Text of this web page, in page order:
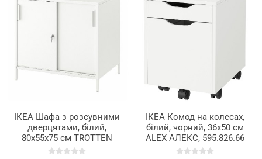
ІКЕА Шафа з розсувними
дверцятами, білий,
80x55x75 см TROTTEN
ТРОТТЕН, 404.747.61
ІКЕА Комод на колесах,
білий, чорний, 36x50 см
ALEX АЛЕКС, 595.826.66